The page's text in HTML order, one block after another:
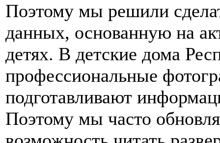
Поэтому мы решили
данных, основанную на
детях. В детские дома
профессиональные
подготавливают
Поэтому мы часто